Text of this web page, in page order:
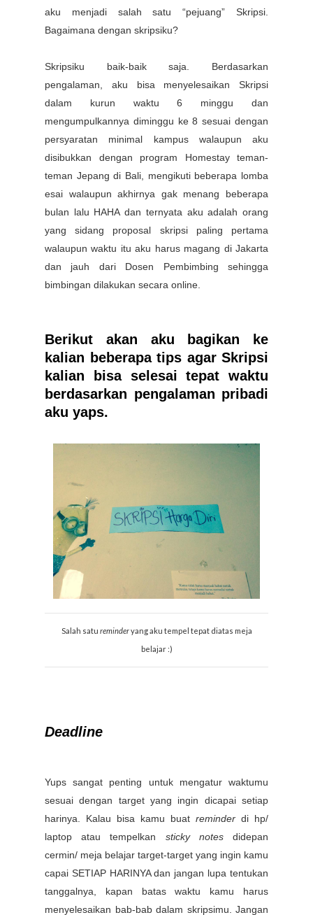
aku menjadi salah satu “pejuang” Skripsi.
Bagaimana dengan skripsiku?
Skripsiku baik-baik saja. Berdasarkan
pengalaman, aku bisa menyelesaikan Skripsi
dalam kurun waktu 6 minggu dan
mengumpulkannya diminggu ke 8 sesuai dengan
persyaratan minimal kampus walaupun aku
disibukkan dengan program Homestay teman-
teman Jepang di Bali, mengikuti beberapa lomba
esai walaupun akhirnya gak menang beberapa
bulan lalu HAHA dan ternyata aku adalah orang
yang sidang proposal skripsi paling pertama
walaupun waktu itu aku harus magang di Jakarta
dan jauh dari Dosen Pembimbing sehingga
bimbingan dilakukan secara online.
Berikut akan aku bagikan ke
kalian beberapa tips agar Skripsi
kalian bisa selesai tepat waktu
berdasarkan pengalaman pribadi
aku yaps.
Salah satu reminderyang aku tempel tepat diatas meja
belajar :)
Deadline
Yups sangat penting untuk mengatur waktumu
sesuai dengan target yang ingin dicapai setiap
harinya. Kalau bisa kamu buat reminder di hp/
laptop atau tempelkan sticky notesdidepan
cermin/ meja belajar target-target yang ingin kamu
capai SETIAP HARINYA dan jangan lupa tentukan
tanggalnya, kapan batas waktu kamu harus
menyelesaikan bab-bab dalam skripsimu. Jangan